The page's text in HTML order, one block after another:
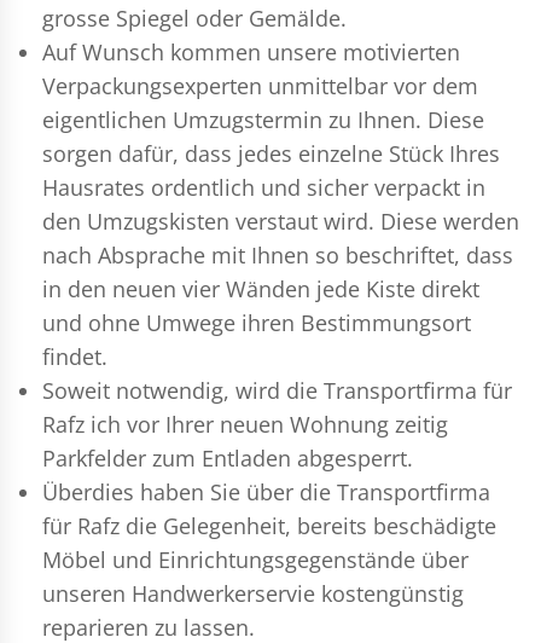
grosse Spiegel oder Gemälde.
Auf Wunsch kommen unsere motivierten
Verpackungsexperten unmittelbar vor dem
eigentlichen Umzugstermin zu Ihnen. Diese
sorgen dafür, dass jedes einzelne Stück Ihres
Hausrates ordentlich und sicher verpackt in
den Umzugskisten verstaut wird. Diese werden
nach Absprache mit Ihnen so beschriftet, dass
in den neuen vier Wänden jede Kiste direkt
und ohne Umwege ihren Bestimmungsort
findet.
Soweit notwendig, wird die Transportfirma für
Rafz ich vor Ihrer neuen Wohnung zeitig
Parkfelder zum Entladen abgesperrt.
Überdies haben Sie über die Transportfirma
für Rafz die Gelegenheit, bereits beschädigte
Möbel und Einrichtungsgegenstände über
unseren Handwerkerservie kostengünstig
reparieren zu lassen.